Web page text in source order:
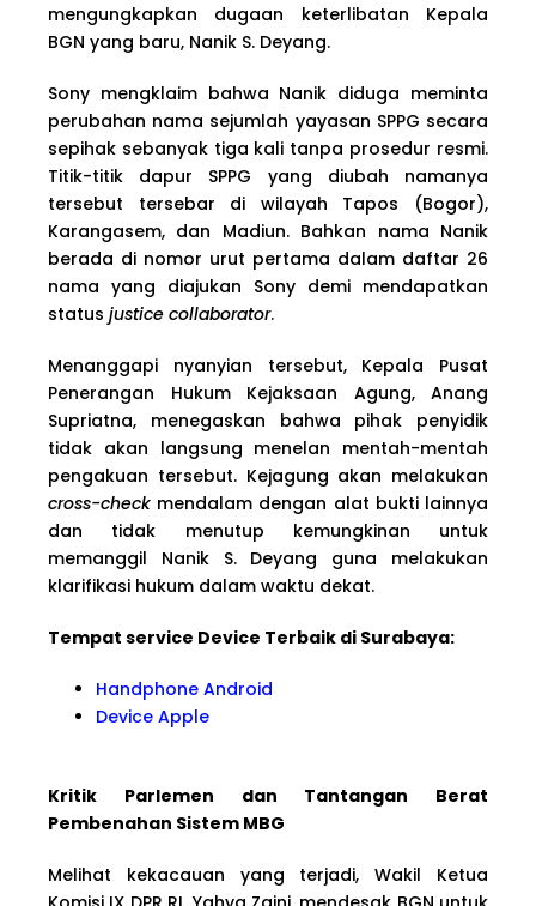
mengungkapkan dugaan keterlibatan Kepala
BGN yang baru, Nanik S. Deyang.
Sony mengklaim bahwa Nanik diduga meminta
perubahan nama sejumlah yayasan SPPG secara
sepihak sebanyak tiga kali tanpa prosedur resmi.
Titik-titik dapur SPPG yang diubah namanya
tersebut tersebar di wilayah Tapos (Bogor),
Karangasem, dan Madiun. Bahkan nama Nanik
berada di nomor urut pertama dalam daftar 26
nama yang diajukan Sony demi mendapatkan
status justice collaborator.
Menanggapi nyanyian tersebut, Kepala Pusat
Penerangan Hukum Kejaksaan Agung, Anang
Supriatna, menegaskan bahwa pihak penyidik
tidak akan langsung menelan mentah-mentah
pengakuan tersebut. Kejagung akan melakukan
cross-check mendalam dengan alat bukti lainnya
dan tidak menutup kemungkinan untuk
memanggil Nanik S. Deyang guna melakukan
klarifikasi hukum dalam waktu dekat.
Tempat service Device Terbaik di Surabaya:
Handphone Android
Device Apple
Kritik Parlemen dan Tantangan Berat
Pembenahan Sistem MBG
Melihat kekacauan yang terjadi, Wakil Ketua